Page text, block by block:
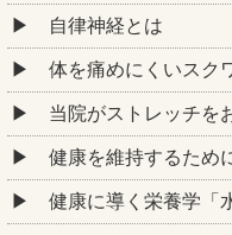
自律神経とは
体を痛めにくいスク
当院がストレッチを
健康を維持するため
健康に導く栄養学「